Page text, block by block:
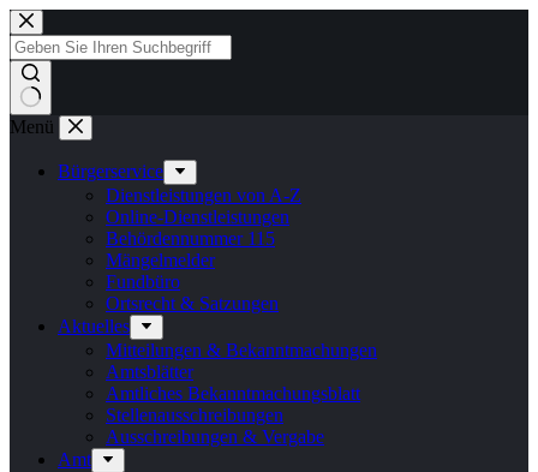
Zum
Inhalt
springen
Keine
Ergebnisse
Menü
Bürgerservice
Dienstleistungen von A-Z
Online-Dienstleistungen
Behördennummer 115
Mängelmelder
Fundbüro
Ortsrecht & Satzungen
Aktuelles
Mitteilungen & Bekanntmachungen
Amtsblätter
Amtliches Bekanntmachungsblatt
Stellenausschreibungen
Ausschreibungen & Vergabe
Amt